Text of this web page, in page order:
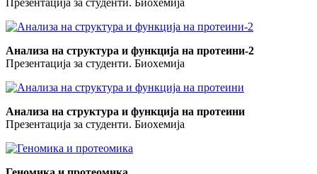
Анализа на структура и функција на протеини-2
Презентација за студенти. Биохемија
Анализа на структура и функција на протеини
Презентација за студенти. Биохемија